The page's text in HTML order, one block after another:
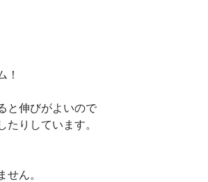
！
と伸びがよいので
りしています。
ん。